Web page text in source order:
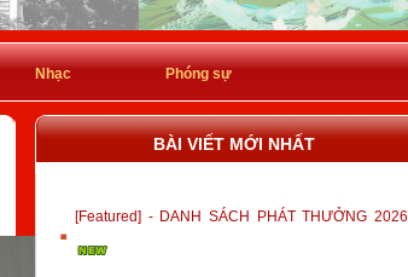
Nhạc Phóng sự
BÀI VIẾT MỚI NHẤT
[Featured] - DANH SÁCH PHÁT THƯỞNG 2026